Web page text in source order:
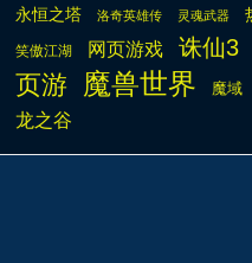
永恒之塔
洛奇英雄传 灵魂武器
笑傲江湖 网页游戏 诛仙3
页游 魔兽世界 魔域
龙之谷